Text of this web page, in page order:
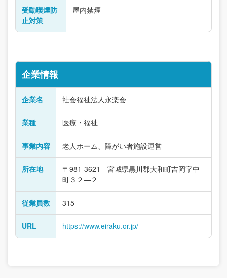
受動喫煙防
止対策
屋内禁煙
企業情報
企業名 社会福祉法人永楽会
業種 医療・福祉
事業内容 老人ホーム、障がい者施設運営
所在地
〒981-3621 宮城県黒川郡大和町吉岡字中
町３２―２
従業員数 315
URL https://www.eiraku.or.jp/